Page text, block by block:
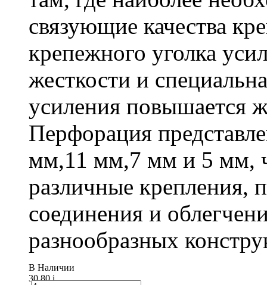
связующие качества
крепежного уголка
жесткости и
усиления повышается
Перфорация
мм,11 мм,7 мм и 5 мм,
различные
соединения и
разнообразных
В Наличии
30.80i